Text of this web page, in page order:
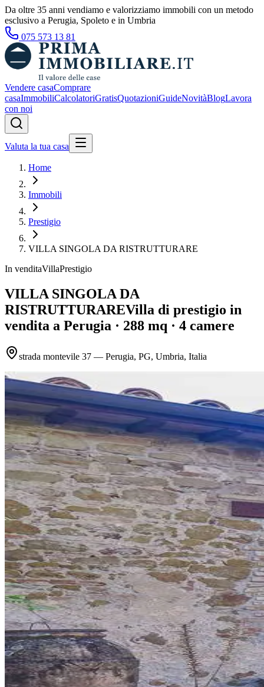
Da oltre 35 anni vendiamo e valorizziamo immobili con un metodo
esclusivo a Perugia, Spoleto e in Umbria
075 573 13 81
Vendere casaComprare
casaImmobiliCalcolatoriGratisQuotazioniGuideNovitàBlogLavora
con noi
Valuta la tua casa
Home
Immobili
Prestigio
VILLA SINGOLA DA RISTRUTTURARE
In venditaVillaPrestigio
VILLA SINGOLA DA
RISTRUTTURAREVilla di prestigio in
vendita a Perugia · 288 mq · 4 camere
strada montevile 37 — Perugia, PG, Umbria, Italia